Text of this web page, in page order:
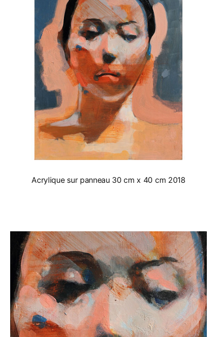
Acrylique sur panneau 30 cm x 40 cm 2018